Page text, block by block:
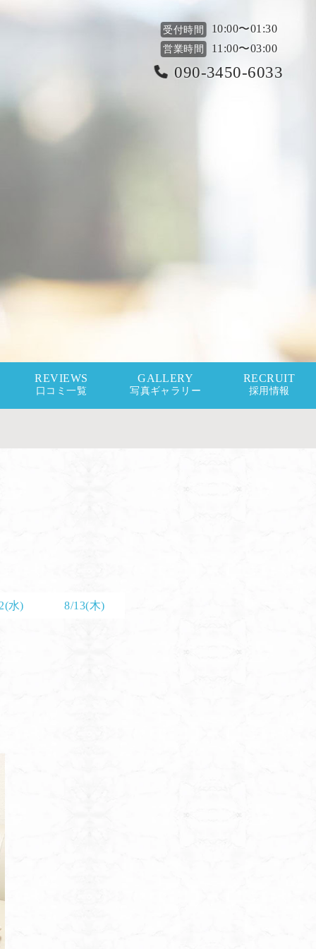
受付時間 10:00〜01:30
営業時間 11:00〜03:00
090-3450-6033
REVIEWS
口コミ一覧
GALLERY
写真ギャラリー
RECRUIT
採用情報
水) 8/13(木)